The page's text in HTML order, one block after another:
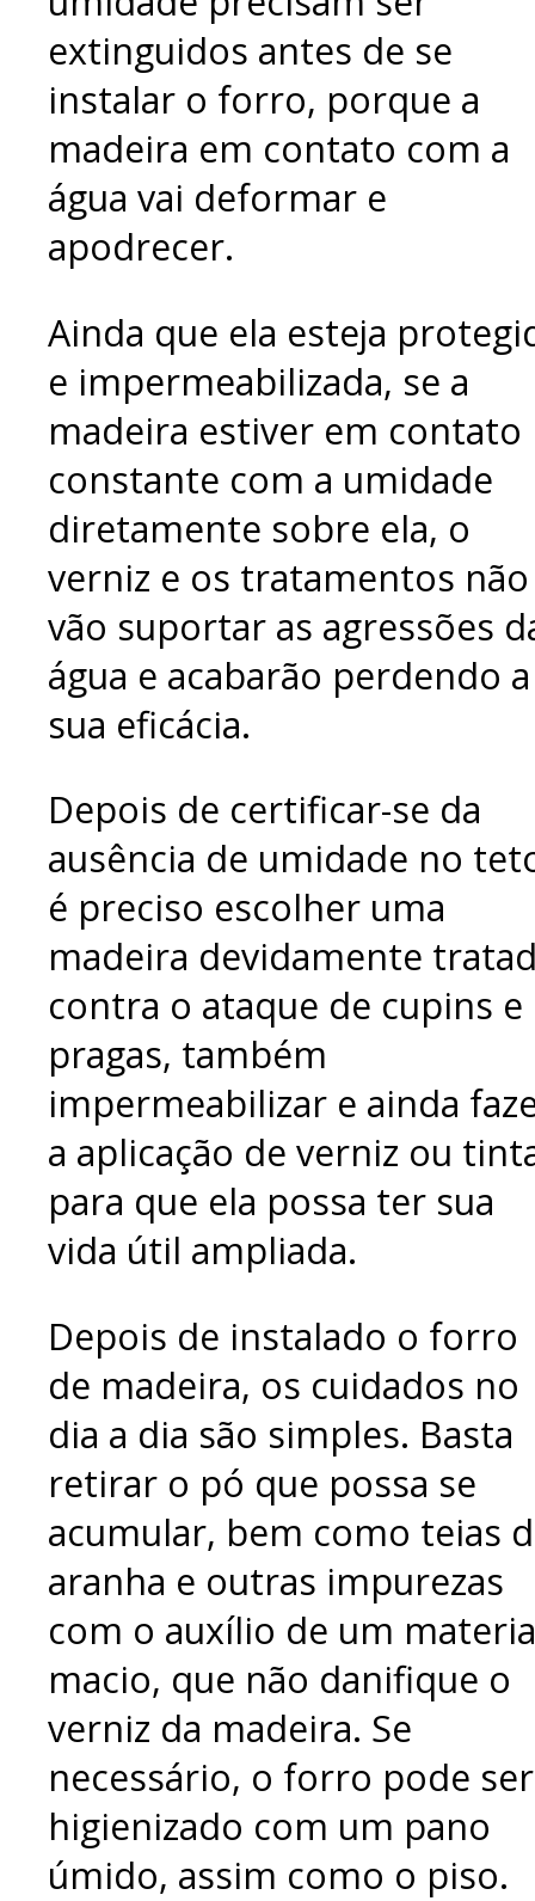
extinguidos antes de se
instalar o forro, porque a
madeira em contato com a
água vai deformar e
apodrecer.
Ainda que ela esteja
e impermeabilizada, se a
madeira estiver em contato
constante com a umidade
diretamente sobre ela, o
verniz e os tratamentos não
vão suportar as agressões
água e acabarão perdendo a
sua eficácia.
Depois de certificar-se da
ausência de umidade no
é preciso escolher uma
madeira devidamente
contra o ataque de cupins e
pragas, também
impermeabilizar e ainda
a aplicação de verniz ou
para que ela possa ter sua
vida útil ampliada.
Depois de instalado o forro
de madeira, os cuidados no
dia a dia são simples. Basta
retirar o pó que possa se
acumular, bem como teias
aranha e outras impurezas
com o auxílio de um
macio, que não danifique o
verniz da madeira. Se
necessário, o forro pode ser
higienizado com um pano
úmido, assim como o piso.